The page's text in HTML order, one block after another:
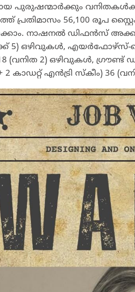
പുരുഷന്മാർക്കും
പ്രതിമാസം 56,100 രൂപ
നാഷനൽ ഡിഫൻസ്
5) ഒഴിവുകൾ, എയർഫോഴ്സ്-
(വനിത 2) ഒഴിവുകൾ,
2 കാഡറ്റ് എൻട്രി സ്കീം) 36